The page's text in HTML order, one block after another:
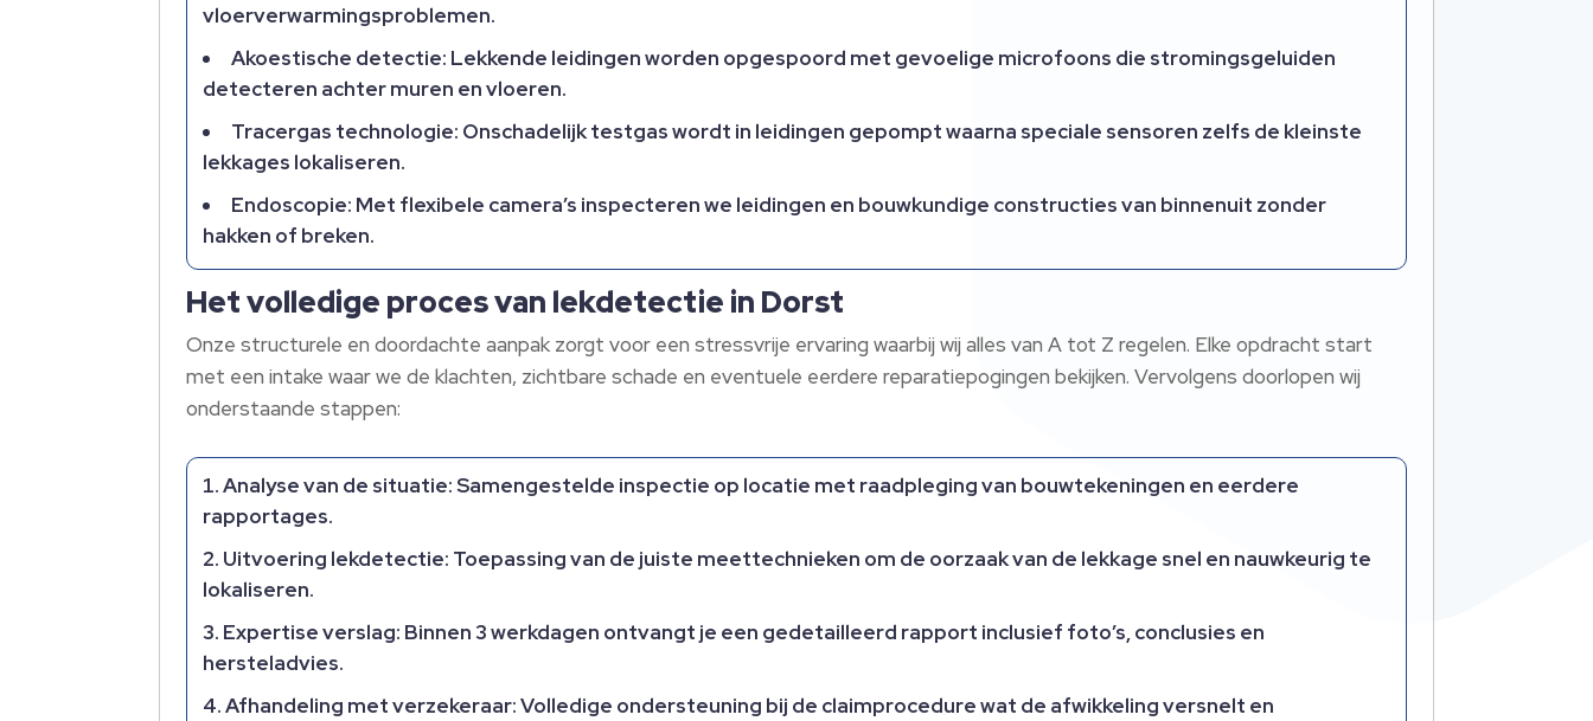
vloerverwarmingsproblemen.
Akoestische detectie: Lekkende leidingen worden opgespoord met gevoelige microfoons die stromingsgeluiden
detecteren achter muren en vloeren.
Tracergas technologie: Onschadelijk testgas wordt in leidingen gepompt waarna speciale sensoren zelfs de kleinste
lekkages lokaliseren.
Endoscopie: Met flexibele camera’s inspecteren we leidingen en bouwkundige constructies van binnenuit zonder
hakken of breken.
Het volledige proces van lekdetectie in Dorst
Onze structurele en doordachte aanpak zorgt voor een stressvrije ervaring waarbij wij alles van A tot Z regelen. Elke opdracht start
met een intake waar we de klachten, zichtbare schade en eventuele eerdere reparatiepogingen bekijken. Vervolgens doorlopen wij
onderstaande stappen:
Analyse van de situatie: Samengestelde inspectie op locatie met raadpleging van bouwtekeningen en eerdere
rapportages.
Uitvoering lekdetectie: Toepassing van de juiste meettechnieken om de oorzaak van de lekkage snel en nauwkeurig te
lokaliseren.
Expertise verslag: Binnen 3 werkdagen ontvangt je een gedetailleerd rapport inclusief foto’s, conclusies en
hersteladvies.
Afhandeling met verzekeraar: Volledige ondersteuning bij de claimprocedure wat de afwikkeling versnelt en